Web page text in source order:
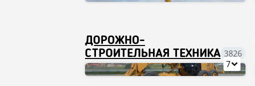
ДОРОЖНО-
СТРОИТЕЛЬНАЯ ТЕХНИКА 3826
7